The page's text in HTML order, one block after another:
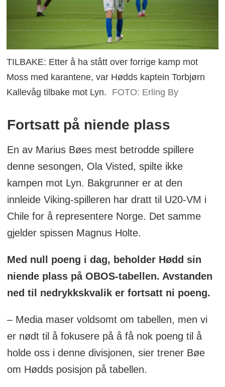
TILBAKE: Etter å ha stått over forrige kamp mot
Moss med karantene, var Hødds kaptein Torbjørn
Kallevåg tilbake mot Lyn.
FOTO: Erling By
Fortsatt på niende plass
En av Marius Bøes mest betrodde spillere
denne sesongen, Ola Visted, spilte ikke
kampen mot Lyn. Bakgrunner er at den
innleide Viking-spilleren har dratt til U20-VM i
Chile for å representere Norge. Det samme
gjelder spissen Magnus Holte.
Med null poeng i dag, beholder Hødd sin
niende plass på OBOS-tabellen. Avstanden
ned til nedrykkskvalik er fortsatt ni poeng.
– Media maser voldsomt om tabellen, men vi
er nødt til å fokusere på å få nok poeng til å
holde oss i denne divisjonen, sier trener Bøe
om Hødds posisjon på tabellen.